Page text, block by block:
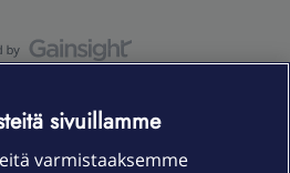
sivuillamme
varmistaaksemme